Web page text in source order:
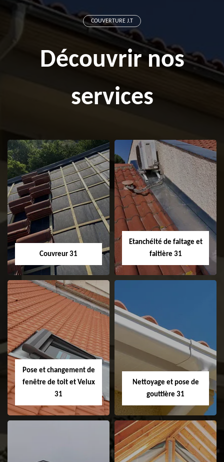
COUVERTURE J.T
Découvrir nos
services
Couvreur 31
Couvreur 31
Etanchéité de faitage et
faitière 31
Etanchéité de
faitage et faitière
31
Pose et changement de
fenêtre de toit et Velux
31
Nettoyage et pose de
gouttière 31